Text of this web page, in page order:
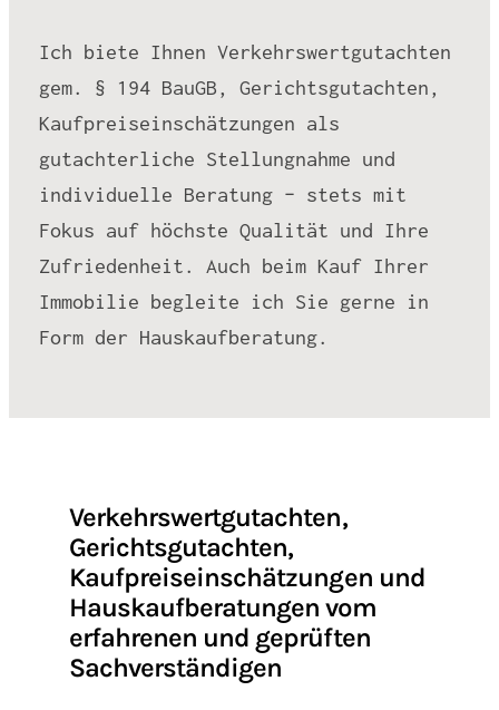
Ich biete Ihnen Verkehrswertgutachten
gem. § 194 BauGB, Gerichtsgutachten,
Kaufpreiseinschätzungen als
gutachterliche Stellungnahme und
individuelle Beratung – stets mit
Fokus auf höchste Qualität und Ihre
Zufriedenheit. Auch beim Kauf Ihrer
Immobilie begleite ich Sie gerne in
Form der Hauskaufberatung.
Verkehrswertgutachten,
Gerichtsgutachten,
Kaufpreiseinschätzungen und
Hauskaufberatungen vom
erfahrenen und geprüften
Sachverständigen